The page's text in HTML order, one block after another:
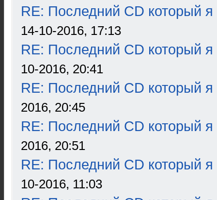
RE: Последний CD который я
14-10-2016, 17:13
RE: Последний CD который я
10-2016, 20:41
RE: Последний CD который я
2016, 20:45
RE: Последний CD который я
2016, 20:51
RE: Последний CD который я
10-2016, 11:03